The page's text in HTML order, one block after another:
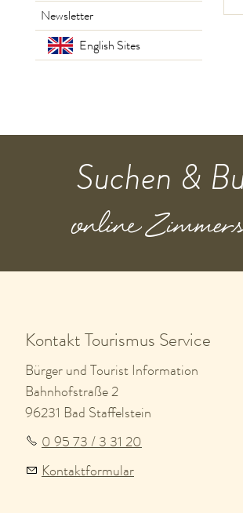
Newsletter
English Sites
Suchen &
online
Kontakt Tourismus Service
Bürger und Tourist Information
Bahnhofstraße 2
96231 Bad Staffelstein
0 95 73 / 3 31 20
Kontaktformular